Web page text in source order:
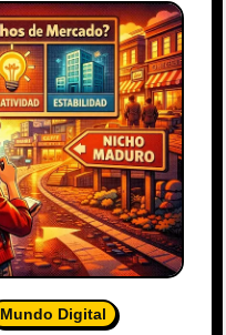
Mundo Digital